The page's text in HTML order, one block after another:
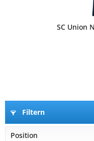
SC Union
Filtern